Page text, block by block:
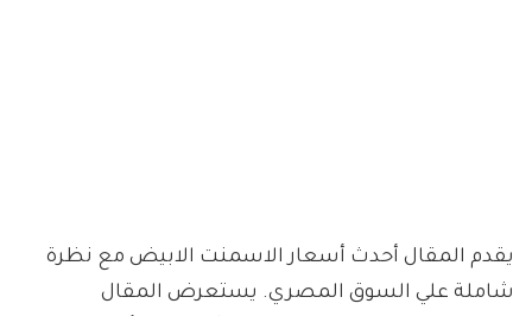
يقدم المقال أحدث أسعار الاسمنت الابيض مع نظرة
شاملة علي السوق المصري. يستعرض المقال